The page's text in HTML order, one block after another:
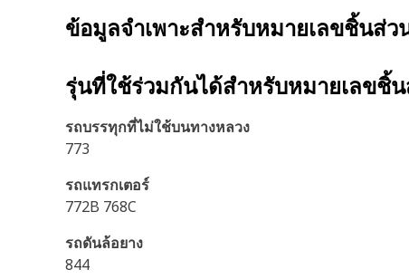
ข้อมูลจำเพาะสำหรับหมายเลขชิ้นส่ว
รุ่นที่ใช้ร่วมกันได้สำหรับหมายเลขชิ้
รถบรรทุกที่ไม่ใช้บนทางหลวง
773
รถแทรกเตอร์
772B 768C
รถดันล้อยาง
844